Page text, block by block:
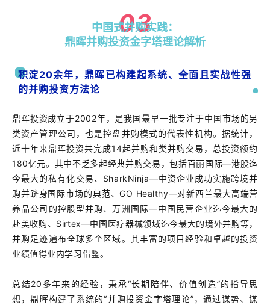
03
中国式并购实践：
鼎晖并购投资金字塔理论解析
积淀20余年，鼎晖已构建起系统、全面且实战性强
的并购投资方法论
鼎晖投资成立于2002年，是我国最早一批专注于中国市场的另
类资产管理公司，也是控盘并购模式的代表性机构。据统计，
近十年来鼎晖投资共完成14起并购和类并购交易，总投资额约
180亿元。其中不乏多起经典并购交易，包括百丽国际—港股迄
今最大的私有化交易、SharkNinja—中资企业成功实施跨境并
购并跻身国际市场的典范、GO Healthy—对新西兰最大高端营
养品公司的控股型并购、万洲国际—中国民营企业迄今最大的
赴美收购、Sirtex—中国医疗器械领域迄今最大的境外并购等，
并购足迹遍布全球多个区域。其丰富的项目经验和卓越的投资
业绩值得业内学习借鉴。
总结20多年来的经验，秉承“长期陪伴、价值创造”的指导思
想，鼎晖构建了系统的“并购投资金字塔理论”，通过谋势、谋